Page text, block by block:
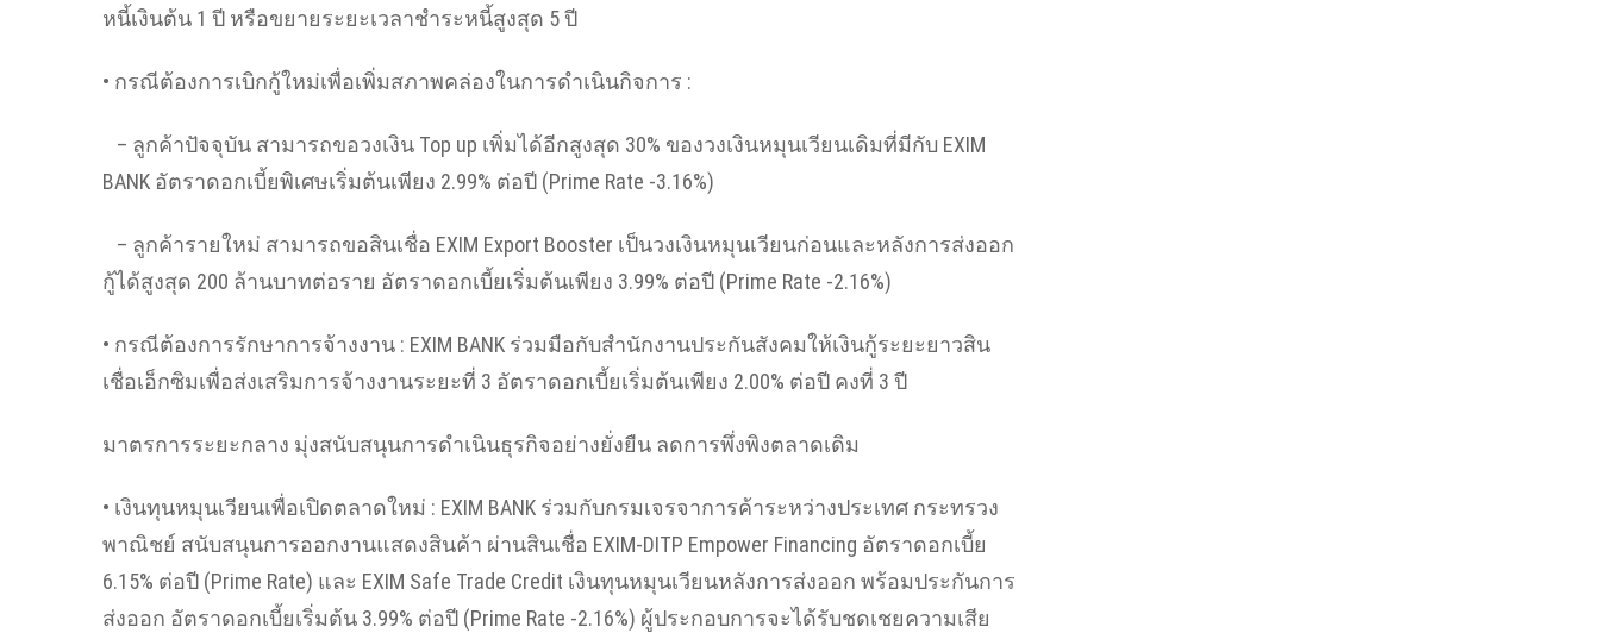
หนี้เงินต้น 1 ปี หรือขยายระยะเวลาชำระหนี้สูงสุด 5 ปี
• กรณีต้องการเบิกกู้ใหม่เพื่อเพิ่มสภาพคล่องในการดำเนินกิจการ :
– ลูกค้าปัจจุบัน สามารถขอวงเงิน Top up เพิ่มได้อีกสูงสุด 30% ของวงเงินหมุนเวียนเดิมที่มีกับ EXIM
BANK อัตราดอกเบี้ยพิเศษเริ่มต้นเพียง 2.99% ต่อปี (Prime Rate -3.16%)
– ลูกค้ารายใหม่ สามารถขอสินเชื่อ EXIM Export Booster เป็นวงเงินหมุนเวียนก่อนและหลังการส่งออก
กู้ได้สูงสุด 200 ล้านบาทต่อราย อัตราดอกเบี้ยเริ่มต้นเพียง 3.99% ต่อปี (Prime Rate -2.16%)
• กรณีต้องการรักษาการจ้างงาน : EXIM BANK ร่วมมือกับสำนักงานประกันสังคมให้เงินกู้ระยะยาวสิน
เชื่อเอ็กซิมเพื่อส่งเสริมการจ้างงานระยะที่ 3 อัตราดอกเบี้ยเริ่มต้นเพียง 2.00% ต่อปี คงที่ 3 ปี
มาตรการระยะกลาง มุ่งสนับสนุนการดำเนินธุรกิจอย่างยั่งยืน ลดการพึ่งพิงตลาดเดิม
• เงินทุนหมุนเวียนเพื่อเปิดตลาดใหม่ : EXIM BANK ร่วมกับกรมเจรจาการค้าระหว่างประเทศ กระทรวง
พาณิชย์ สนับสนุนการออกงานแสดงสินค้า ผ่านสินเชื่อ EXIM-DITP Empower Financing อัตราดอกเบี้ย
6.15% ต่อปี (Prime Rate) และ EXIM Safe Trade Credit เงินทุนหมุนเวียนหลังการส่งออก พร้อมประกันการ
ส่งออก อัตราดอกเบี้ยเริ่มต้น 3.99% ต่อปี (Prime Rate -2.16%) ผู้ประกอบการจะได้รับชดเชยความเสีย